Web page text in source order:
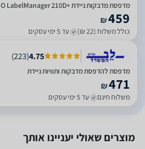
מדפסת מדבקות ניידת +‎DYMO LabelManager 210D
₪459
כולל משלוח (22 ₪) עד 5 ימי עסקים
4.75
(
223
)
מדפסת ‏להדפסת מדבקות ותוויות ניידת
₪471
משלוח חינם עד 5 ימי עסקים
מוצרים שאולי יעניינו אותך